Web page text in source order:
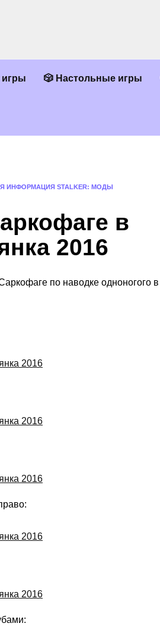
игры 🎲 Настольные игры
ИНФОРМАЦИЯ STALKER: МОДЫ
в
2016
по наводке одноногого в